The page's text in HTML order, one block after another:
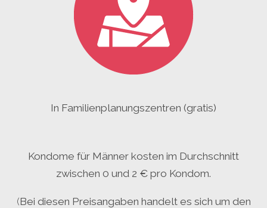
In Familienplanungszentren (gratis)
Kondome für Männer kosten im Durchschnitt
zwischen 0 und 2 € pro Kondom.
(Bei diesen Preisangaben handelt es sich um den